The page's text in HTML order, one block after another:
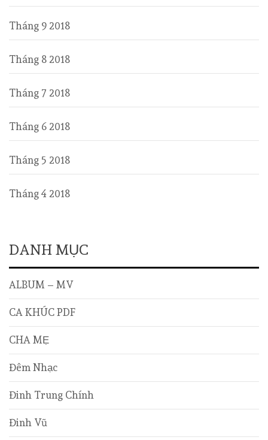
Tháng 9 2018
Tháng 8 2018
Tháng 7 2018
Tháng 6 2018
Tháng 5 2018
Tháng 4 2018
DANH MỤC
ALBUM – MV
CA KHÚC PDF
CHA MẸ
Đêm Nhạc
Đinh Trung Chính
Đinh Vũ